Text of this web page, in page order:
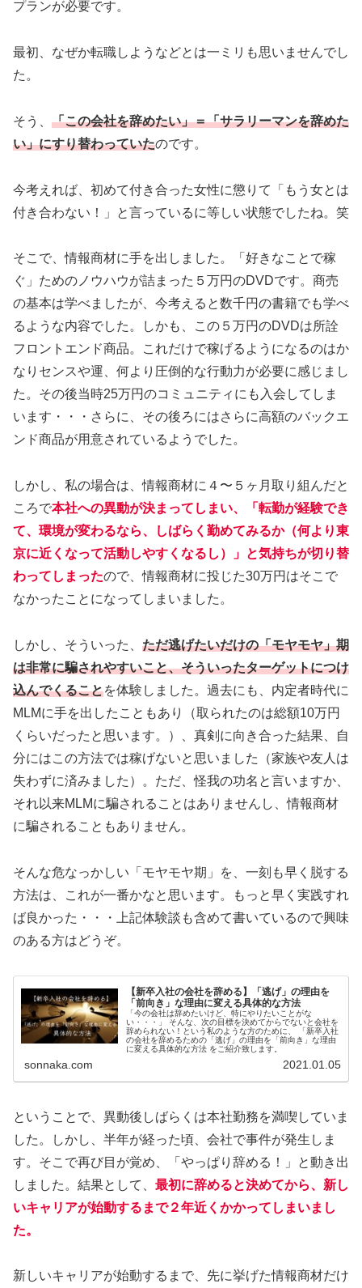
プランが必要です。
最初、なぜか転職しようなどとは一ミリも思いませんでし
た。
そう、 「この会社を辞めたい」＝「サラリーマンを辞めた
い」にすり替わっていたのです。
今考えれば、初めて付き合った女性に懲りて「もう女とは
付き合わない！」と言っているに等しい状態でしたね。笑
そこで、情報商材に手を出しました。「好きなことで稼
ぐ」ためのノウハウが詰まった５万円のDVDです。商売
の基本は学べましたが、今考えると数千円の書籍でも学べ
るような内容でした。しかも、この５万円のDVDは所詮
フロントエンド商品。これだけで稼げるようになるのはか
なりセンスや運、何より圧倒的な行動力が必要に感じまし
た。その後当時25万円のコミュニティにも入会してしま
います・・・さらに、その後ろにはさらに高額のバックエ
ンド商品が用意されているようでした。
しかし、私の場合は、情報商材に４〜５ヶ月取り組んだと
ころで本社への異動が決まってしまい、「転勤が経験でき
て、環境が変わるなら、しばらく勤めてみるか（何より東
京に近くなって活動しやすくなるし）」と気持ちが切り替
わってしまったので、情報商材に投じた30万円はそこで
なかったことになってしまいました。
しかし、そういった、 ただ逃げたいだけの「モヤモヤ」期
は非常に騙されやすいこと、そういったターゲットにつけ
込んでくることを体験しました。過去にも、内定者時代に
MLMに手を出したこともあり（取られたのは総額10万円
くらいだったと思います。）、真剣に向き合った結果、自
分にはこの方法では稼げないと思いました（家族や友人は
失わずに済みました）。ただ、怪我の功名と言いますか、
それ以来MLMに騙されることはありませんし、情報商材
に騙されることもありません。
そんな危なっかしい「モヤモヤ期」を、一刻も早く脱する
方法は、これが一番かなと思います。もっと早く実践すれ
ば良かった・・・上記体験談も含めて書いているので興味
のある方はどうぞ。
【新卒入社の会社を辞める】「逃げ」の理由を
「前向き」な理由に変える具体的な方法
「今の会社は辞めたいけど、特にやりたいことがな
い・・・」 そんな、次の目標を決めてからでないと会社を
辞められない！という私のような方のために、 「新卒入社
の会社を辞めるための「逃げ」の理由を「前向き」な理由
に変える具体的な方法 をご紹介致します。
sonnaka.com 2021.01.05
ということで、異動後しばらくは本社勤務を満喫していま
した。しかし、半年が経った頃、会社で事件が発生しま
す。そこで再び目が覚め、「やっぱり辞める！」と動き出
しました。結果として、 最初に辞めると決めてから、新し
いキャリアが始動するまで２年近くかかってしまいまし
た。
新しいキャリアが始動するまで、先に挙げた情報商材だけ